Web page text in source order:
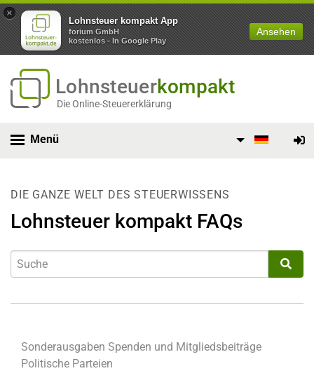
×
Lohnsteuer kompakt App
forium GmbH
kostenlos - In Google Play
Ansehen
Lohnsteuerkompakt
Die Online-Steuererklärung
Menü
DIE GANZE WELT DES STEUERWISSENS
Lohnsteuer kompakt FAQs
Sonderausgaben Spenden und Mitgliedsbeiträge
Politische Parteien